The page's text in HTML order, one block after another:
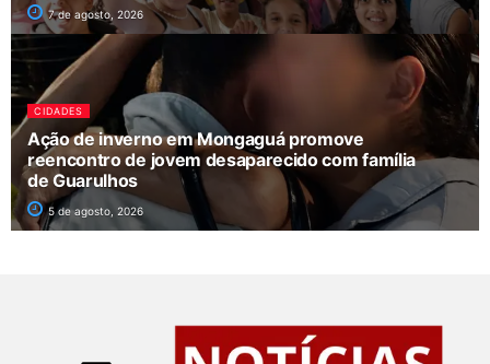
7 de agosto, 2026
CIDADES
Ação de inverno em Mongaguá promove
reencontro de jovem desaparecido com família
de Guarulhos
5 de agosto, 2026